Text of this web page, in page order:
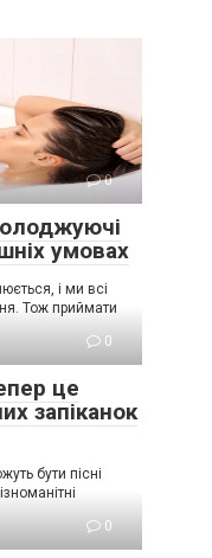
0
умовах
і ми всі
Тож приймати
0
це
запіканок
бути пісні
0